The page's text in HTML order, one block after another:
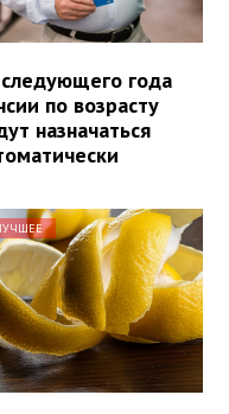
года
по возрасту
назначаться